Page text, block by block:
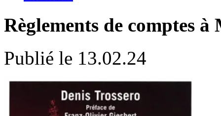
Règlements de comptes à
Publié le 13.02.24